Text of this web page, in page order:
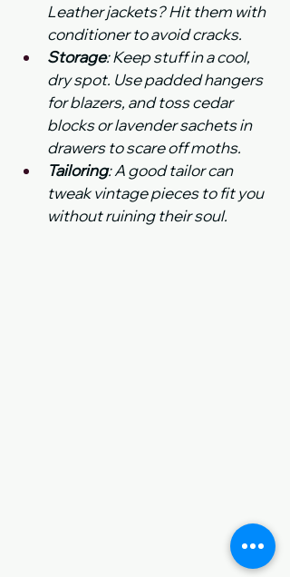
Leather jackets? Hit them with
conditioner to avoid cracks.
Storage: Keep stuff in a cool,
dry spot. Use padded hangers
for blazers, and toss cedar
blocks or lavender sachets in
drawers to scare off moths.
Tailoring: A good tailor can
tweak vintage pieces to fit you
without ruining their soul.